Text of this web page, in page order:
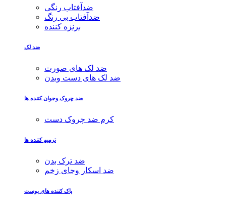
ضدآفتاب رنگی
ضدآفتاب بی رنگ
برنزه کننده
ضد لک
ضد لک های صورت
ضد لک های دست وبدن
ضد چروک وجوان کننده ها
کرم ضد چروک دست
ترمیم کننده ها
ضد ترک بدن
ضد اسکار وجای زخم
پاک کننده های پوست